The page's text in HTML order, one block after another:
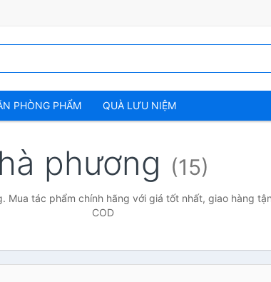
PHÒNG PHẨM QUÀ LƯU NIỆM
hà phương (15)
Mua tác phẩm chính hãng với giá tốt nhất, giao hàng
COD